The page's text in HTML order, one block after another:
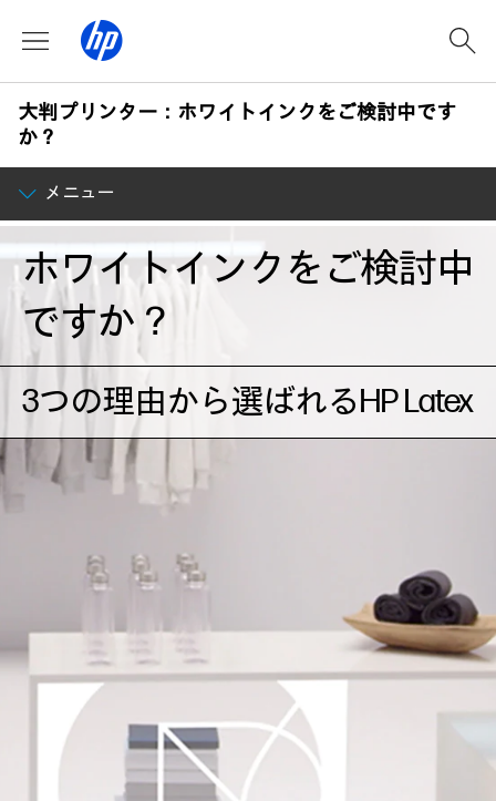
大判プリンター：ホワイトインクをご検討中です
か？
メニュー
ホワイトインクをご検討中
ですか？
3つの理由から選ばれるHP Latex